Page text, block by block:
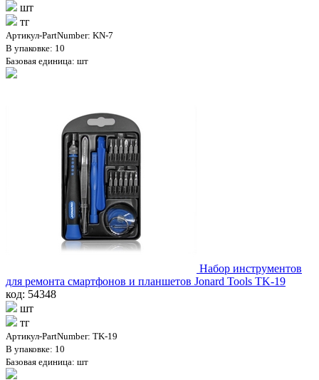
шт
тг
Артикул-PartNumber: KN-7
В упаковке: 10
Базовая единица: шт
Набор инструментов
для ремонта смартфонов и планшетов Jonard Tools TK-19
код: 54348
шт
тг
Артикул-PartNumber: TK-19
В упаковке: 10
Базовая единица: шт